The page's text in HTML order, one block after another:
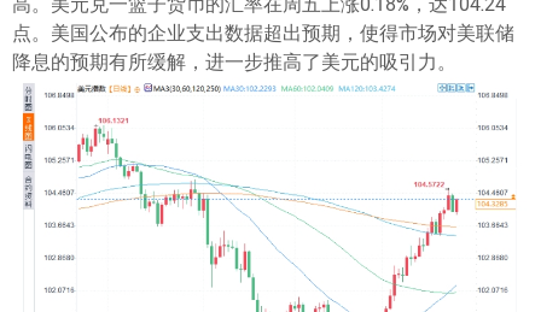
点。美国公布的企业支出数据超出预期，使得市场对美联储
降息的预期有所缓解，进一步推高了美元的吸引力。